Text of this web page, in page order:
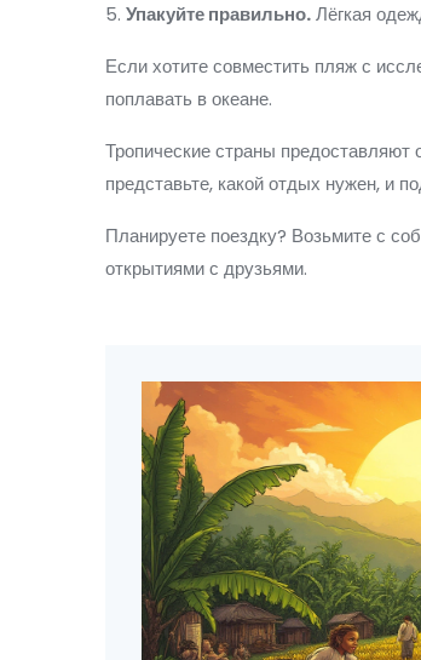
5. Упакуйте правильно.Лёгкая
Если хотите совместить пляж с
поплавать в океане.
Тропические страны
представьте, какой отдых нужен, и
Планируете поездку? Возьмите с
открытиями с друзьями.